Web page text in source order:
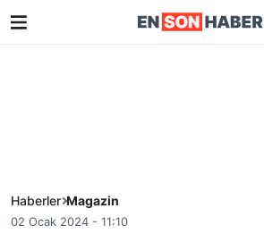
Haberler Magazin
02 Ocak 2024 - 11:10